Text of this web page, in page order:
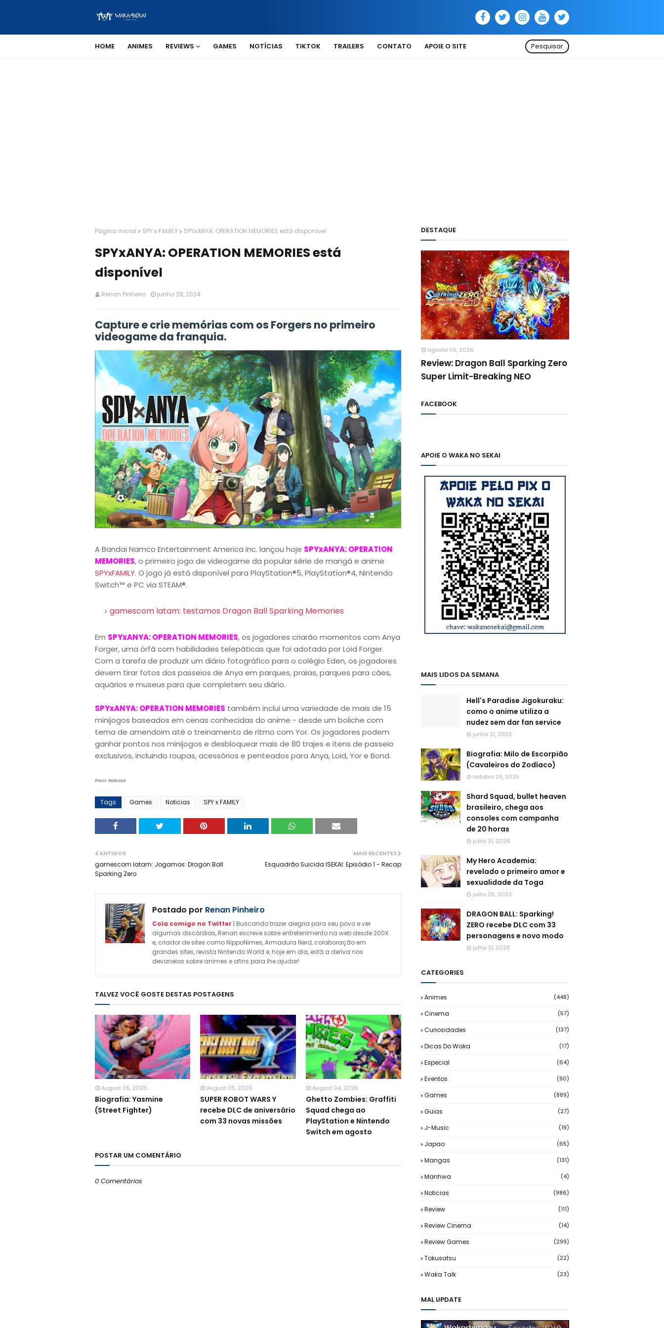
HOME ANIMES REVIEWS GAMES NOTÍCIAS TIKTOK TRAILERS CONTATO APOIE O SITE Pesquisar
Página inicial SPY x FAMILY SPYxANYA: OPERATION MEMORIES está disponível
SPYxANYA: OPERATION MEMORIES está
disponível
Renan Pinheiro junho 28, 2024
Capture e crie memórias com os Forgers no primeiro
videogame da franquia.
A Bandai Namco Entertainment America Inc. lançou hoje SPYxANYA: OPERATION
MEMORIES, o primeiro jogo de videogame da popular série de mangá e anime
SPYxFAMILY. O jogo já está disponível para PlayStation®5, PlayStation®4, Nintendo
Switch™ e PC via STEAM®.
gamescom latam: testamos Dragon Ball Sparking Memories
Em SPYxANYA: OPERATION MEMORIES, os jogadores criarão momentos com Anya
Forger, uma órfã com habilidades telepáticas que foi adotada por Loid Forger.
Com a tarefa de produzir um diário fotográfico para o colégio Eden, os jogadores
devem tirar fotos dos passeios de Anya em parques, praias, parques para cães,
aquários e museus para que completem seu diário.
SPYxANYA: OPERATION MEMORIES também inclui uma variedade de mais de 15
minijogos baseados em cenas conhecidas do anime - desde um boliche com
tema de amendoim até o treinamento de ritmo com Yor. Os jogadores podem
ganhar pontos nos minijogos e desbloquear mais de 80 trajes e itens de passeio
exclusivos, incluindo roupas, acessórios e penteados para Anya, Loid, Yor e Bond.
Press Release
Tags Games Noticias SPY x FAMILY
MAIS RECENTES
Esquadrão Suicida ISEKAI: Episódio 1 - Recap
ANTIGOS
gamescom latam: Jogamos: Dragon Ball
Sparking Zero
Postado por Renan Pinheiro
Cola comigo no Twitter | Buscando trazer alegria para seu povo e ver
algumas discórdias, Renan escreve sobre entretenimento na web desde 200X
e, criador de sites como NippoNimes, Armadura Nerd, colaboração em
grandes sites, revista Nintendo World e, hoje em dia, está a deriva nos
devaneios sobre animes e afins para lhe ajudar!
TALVEZ VOCÊ GOSTE DESTAS POSTAGENS
August 05, 2026
Biografia: Yasmine
(Street Fighter)
August 05, 2026
SUPER ROBOT WARS Y
recebe DLC de aniversário
com 33 novas missões
August 04, 2026
Ghetto Zombies: Graffiti
Squad chega ao
PlayStation e Nintendo
Switch em agosto
POSTAR UM COMENTÁRIO
0 Comentários
DESTAQUE
agosto 05, 2026
Review: Dragon Ball Sparking Zero
Super Limit-Breaking NEO
FACEBOOK
APOIE O WAKA NO SEKAI
MAIS LIDOS DA SEMANA
Hell's Paradise Jigokuraku:
como o anime utiliza a
nudez sem dar fan service
junho 21, 2023
Biografia: Milo de Escorpião
(Cavaleiros do Zodíaco)
outubro 29, 2025
Shard Squad, bullet heaven
brasileiro, chega aos
consoles com campanha
de 20 horas
julho 31, 2026
My Hero Academia:
revelado o primeiro amor e
sexualidade da Toga
julho 26, 2023
DRAGON BALL: Sparking!
ZERO recebe DLC com 33
personagens e novo modo
julho 31, 2026
CATEGORIES
Animes (448)
Cinema (57)
Curiosidades (137)
Dicas Do Waka (17)
Especial (64)
Eventos (90)
Games (889)
Guias (27)
J-Music (19)
Japao (65)
Mangas (131)
Manhwa (4)
Noticias (986)
Review (111)
Review Cinema (14)
Review Games (299)
Tokusatsu (22)
Waka Talk (23)
MAL UPDATE